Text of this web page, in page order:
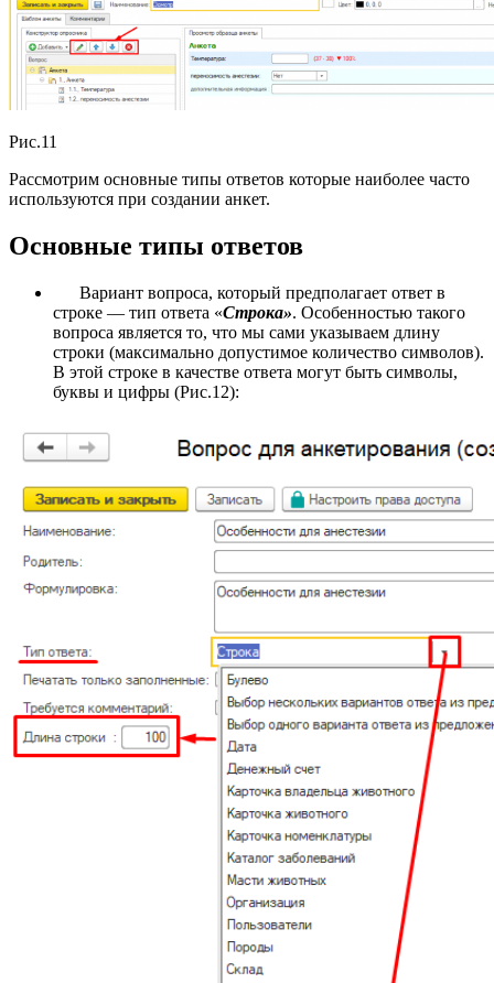
Рис.11
Рассмотрим основные типы ответов которые наиболее часто
используются при создании анкет.
Основные типы ответов
Вариант вопроса, который предполагает ответ в
строке — тип ответа «Строка». Особенностью такого
вопроса является то, что мы сами указываем длину
строки (максимально допустимое количество символов).
В этой строке в качестве ответа могут быть символы,
буквы и цифры (Рис.12):